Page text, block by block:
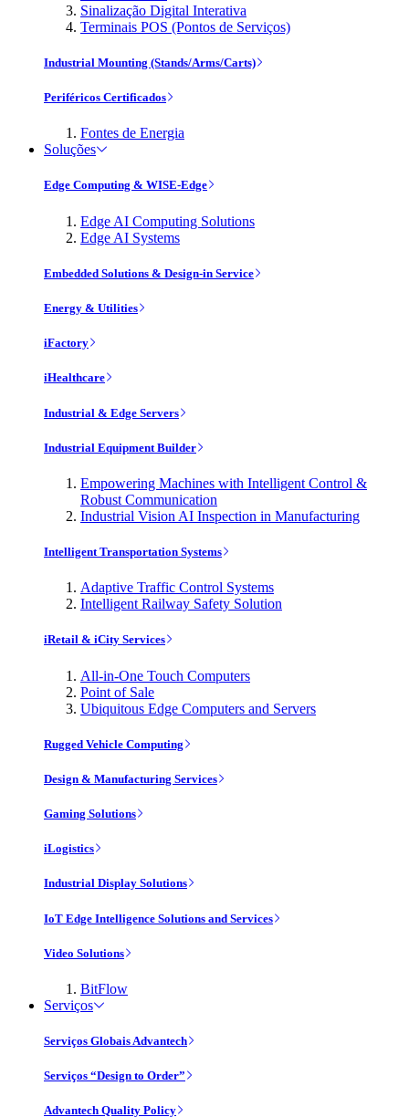
Sinalização Digital Interativa
Terminais POS (Pontos de Serviços)
Industrial Mounting (Stands/Arms/Carts)
Periféricos Certificados
Fontes de Energia
Soluções
Edge Computing & WISE-Edge
Edge AI Computing Solutions
Edge AI Systems
Embedded Solutions & Design-in Service
Energy & Utilities
iFactory
iHealthcare
Industrial & Edge Servers
Industrial Equipment Builder
Empowering Machines with Intelligent Control &
Robust Communication
Industrial Vision AI Inspection in Manufacturing
Intelligent Transportation Systems
Adaptive Traffic Control Systems
Intelligent Railway Safety Solution
iRetail & iCity Services
All-in-One Touch Computers
Point of Sale
Ubiquitous Edge Computers and Servers
Rugged Vehicle Computing
Design & Manufacturing Services
Gaming Solutions
iLogistics
Industrial Display Solutions
IoT Edge Intelligence Solutions and Services
Video Solutions
BitFlow
Serviços
Serviços Globais Advantech
Serviços “Design to Order”
Advantech Quality Policy